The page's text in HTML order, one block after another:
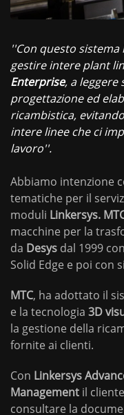
''Con questo
gestire intere plant
Enterprise, a leggere
progettazione ed
ricambistica,
intere linee che ci
lavoro''.
Abbiamo intenzione
tematiche per il
moduli Linkersys.
macchine per la
da Desys dal 1999
Solid Edge e poi con
MTC, ha adottato il
e la tecnologia 3D
la gestione della
fornite ai clienti.
Con Linkersys
Management il
consultare la